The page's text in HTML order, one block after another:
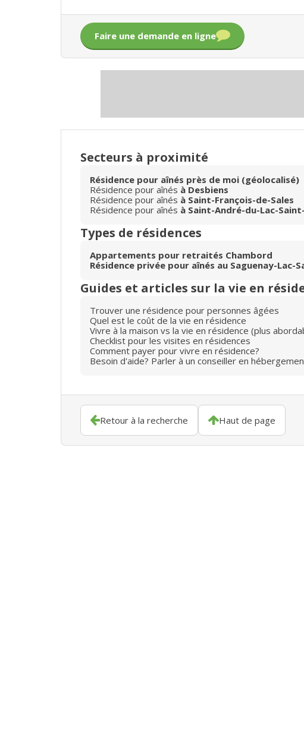
Faire une demande en ligne
Secteurs à proximité
Résidence pour aînés près de moi (géolocalisé)
Résidence pour aînés à Desbiens
Résidence pour aînés à Saint-François-de-Sales
Résidence pour aînés à Saint-André-du-Lac-
Types de résidences
Appartements pour retraités Chambord
Résidence privée pour aînés au Saguenay-Lac-
Guides et articles sur la vie en
Trouver une résidence pour personnes âgées
Quel est le coût de la vie en résidence
Vivre à la maison vs la vie en résidence (plus
Checklist pour les visites en résidences
Comment payer pour vivre en résidence?
Besoin d'aide? Parler à un conseiller en
Retour à la recherche Haut de page